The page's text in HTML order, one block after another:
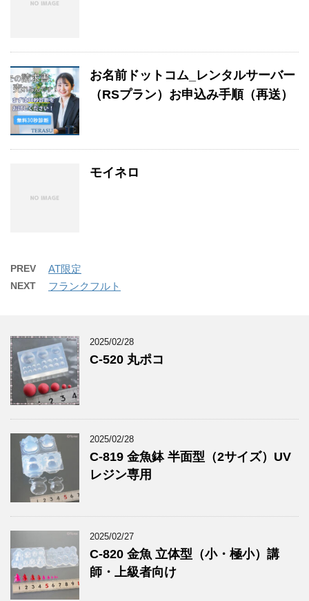
お名前ドットコム_レンタルサーバー
（RSプラン）お申込み手順（再送）
モイネロ
PREV AT限定
NEXT フランクフルト
2025/02/28
C-520 丸ポコ
2025/02/28
C-819 金魚鉢 半面型（2サイズ）UV
レジン専用
2025/02/27
C-820 金魚 立体型（小・極小）講
師・上級者向け